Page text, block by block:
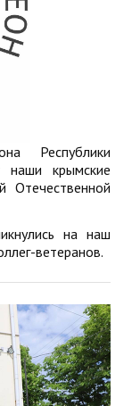
2027
Республики
крымские
Отечественной
на наш
ветеранов.